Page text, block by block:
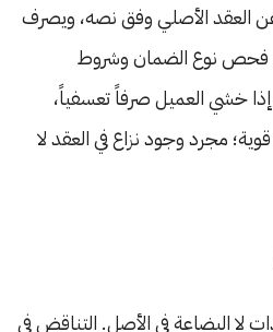
عن العقد الأصلي وفق نصه، ويصرف
فحص نوع الضمان وشروط
إذا خشي العميل صرفاً تعسفياً،
مجرد وجود نزاع في العقد لا
لا البضاعة في الأصل. التناقض في